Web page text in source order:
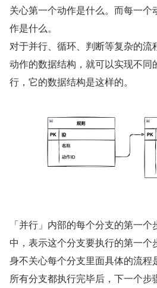
关心第一个动作是什么。而每一个
作是什么。
对于并行、循环、判断等复杂的流
动作的数据结构，就可以实现不同
行，它的数据结构是这样的。
「并行」内部的每个分支的第一
中，表示这个分支要执行的第一个
身不关心每个分支里面具体的流程
所有分支都执行完毕后，下一个步